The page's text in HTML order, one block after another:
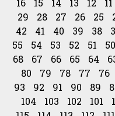
25
26
27
28
29
38
39
40
41
42
50
51
52
53
54
55
64
65
66
67
68
76
77
78
79
80
89
90
91
92
93
101
102
103
104